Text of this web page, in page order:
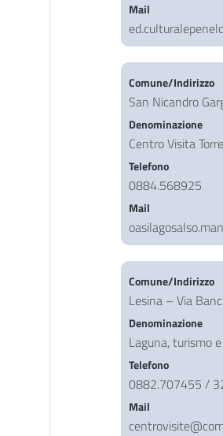
Mail
Comune/Indirizzo
San Nicandro
Denominazione
Centro Visita
Telefono
0884.568925
Mail
Comune/Indirizzo
Lesina – Via
Denominazione
Laguna, turismo
Telefono
0882.707455 /
Mail